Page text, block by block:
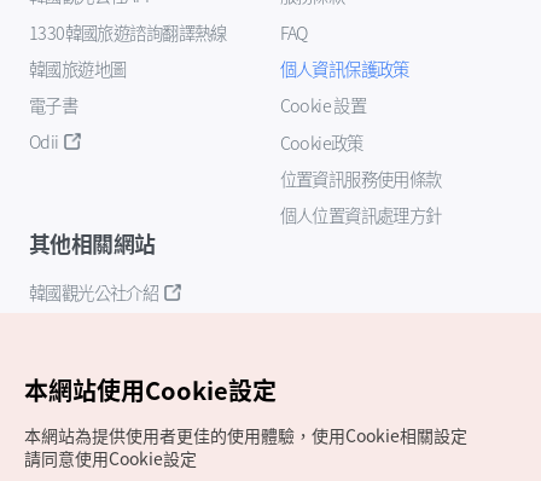
1330韓國旅遊諮詢翻譯熱線
韓國旅遊地圖
電子書
Odii
FAQ
個人資訊保護政策
Cookie 設置
Cookie政策
位置資訊服務使用條款
個人位置資訊處理方針
其他相關網站
韓國觀光公社介紹
本網站使用Cookie設定
本網站為提供使用者更佳的使用體驗，使用Cookie相關設定
請同意使用Cookie設定